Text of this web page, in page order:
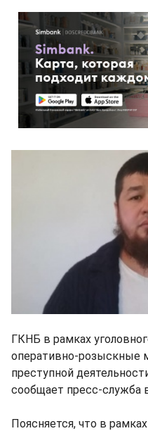
ГКНБ в рамках
оперативно-розыскные
преступной
сообщает пресс-служба
Поясняется, что в